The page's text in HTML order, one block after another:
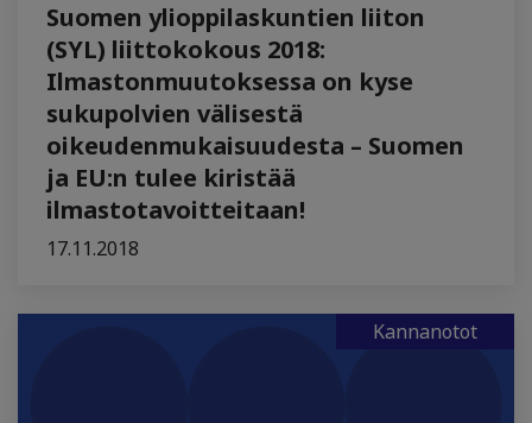
Suomen ylioppilaskuntien liiton
(SYL) liittokokous 2018:
Ilmastonmuutoksessa on kyse
sukupolvien välisestä
oikeudenmukaisuudesta – Suomen
ja EU:n tulee kiristää
ilmastotavoitteitaan!
17.11.2018
Kannanotot